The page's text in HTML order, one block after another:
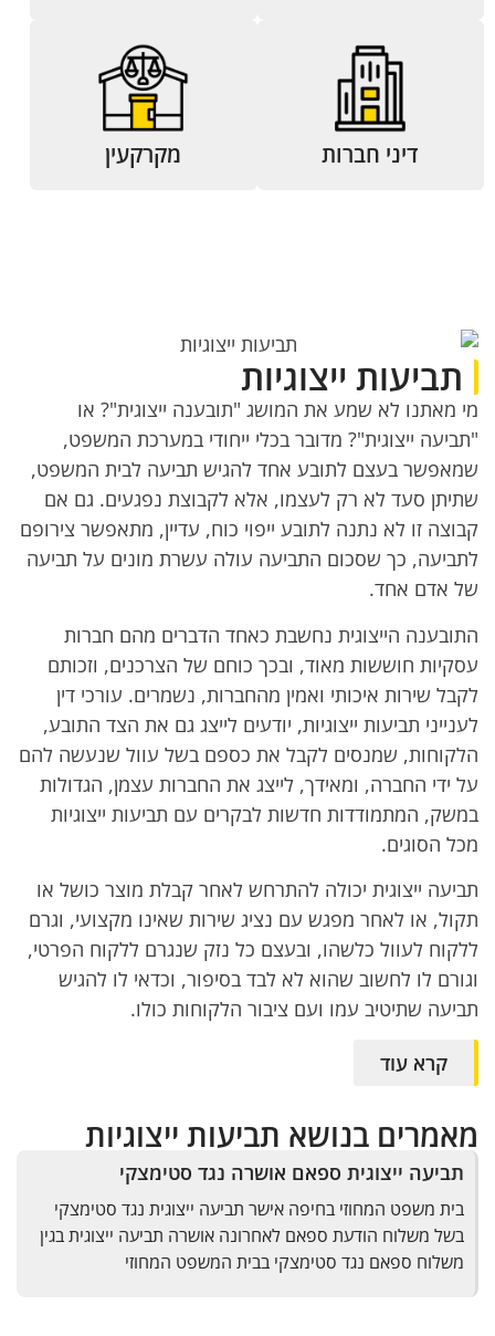
דיני חברות מקרקעין
תביעות ייצוגיות
מי מאתנו לא שמע את המושג "תובענה ייצוגית"? או
"תביעה ייצוגית"? מדובר בכלי ייחודי במערכת המשפט,
שמאפשר בעצם לתובע אחד להגיש תביעה לבית המשפט,
שתיתן סעד לא רק לעצמו, אלא לקבוצת נפגעים. גם אם
קבוצה זו לא נתנה לתובע ייפוי כוח, עדיין, מתאפשר צירופם
לתביעה, כך שסכום התביעה עולה עשרת מונים על תביעה
של אדם אחד.
התובענה הייצוגית נחשבת כאחד הדברים מהם חברות
עסקיות חוששות מאוד, ובכך כוחם של הצרכנים, וזכותם
לקבל שירות איכותי ואמין מהחברות, נשמרים. עורכי דין
לענייני תביעות ייצוגיות, יודעים לייצג גם את הצד התובע,
הלקוחות, שמנסים לקבל את כספם בשל עוול שנעשה להם
על ידי החברה, ומאידך, לייצג את החברות עצמן, הגדולות
במשק, המתמודדות חדשות לבקרים עם תביעות ייצוגיות
מכל הסוגים.
תביעה ייצוגית יכולה להתרחש לאחר קבלת מוצר כושל או
תקול, או לאחר מפגש עם נציג שירות שאינו מקצועי, וגרם
ללקוח לעוול כלשהו, ובעצם כל נזק שנגרם ללקוח הפרטי,
וגורם לו לחשוב שהוא לא לבד בסיפור, וכדאי לו להגיש
תביעה שתיטיב עמו ועם ציבור הלקוחות כולו.
קרא עוד
מאמרים בנושא תביעות ייצוגיות​
תביעה ייצוגית ספאם אושרה נגד סטימצקי
בית משפט המחוזי בחיפה אישר תביעה ייצוגית נגד סטימצקי
בשל משלוח הודעת ספאם לאחרונה אושרה תביעה ייצוגית בגין
משלוח ספאם נגד סטימצקי בבית המשפט המחוזי